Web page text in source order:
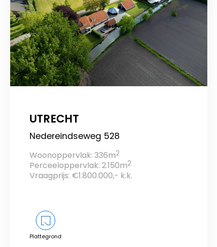
UTRECHT
Nedereindseweg 528
Woonoppervlak: 336m2
Perceeloppervlak: 2.150m2
Vraagprijs: €1.800.000,- k.k.
Plattegrond